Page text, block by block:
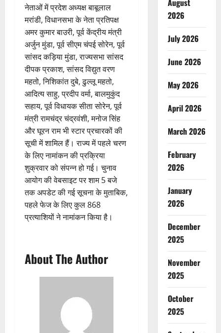
नेताओं में प्रदेश अध्यक्ष बाबूलाल
मरांडी, विधानसभा के नेता प्रतिपक्ष
अमर कुमार बाउरी, पूर्व केंद्रीय मंत्री
अर्जुन मुंडा, पूर्व सीएम चंपई सोरेन, पूर्व
सांसद कड़िया मुंडा, राज्यसभा सांसद
दीपक प्रकाश, सांसद विद्युत वरण
महतो, निशिकांत दुबे, ढुल्लू महतो,
आदित्य साहु, प्रदीप वर्मा, बालमुकुंद
सहाय, पूर्व विधायक सीता सोरेन, पूर्व
मंत्री रामचंद्र चंद्रवंशी, मनोज सिंह
और घूरन राम भी स्टार प्रचारकों की
सूची में शामिल हैं। राज्य में पहले चरण
के लिए नामांकन की प्रक्रिया
शुक्रवार को संपन्न हो गई। चुनाव
आयोग की वेबसाइट पर शाम 5 बजे
तक अपडेट की गई सूचना के मुताबिक,
पहले फेज के लिए कुल 868
प्रत्याशियों ने नामांकन किया है।
About The Author
August
2026
July 2026
June 2026
May 2026
April 2026
March 2026
February
2026
January
2026
December
2025
November
2025
October
2025